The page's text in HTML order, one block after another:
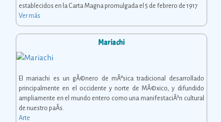
establecidos en la Carta Magna promulgada el 5 de febrero de 1917
Ver más
Mariachi
El mariachi es un gÃ©nero de mÃºsica tradicional desarrollado
principalmente en el occidente y norte de MÃ©xico, y difundido
ampliamente en el mundo entero como una manifestaciÃ³n cultural
de nuestro paÃ­s.
Arte